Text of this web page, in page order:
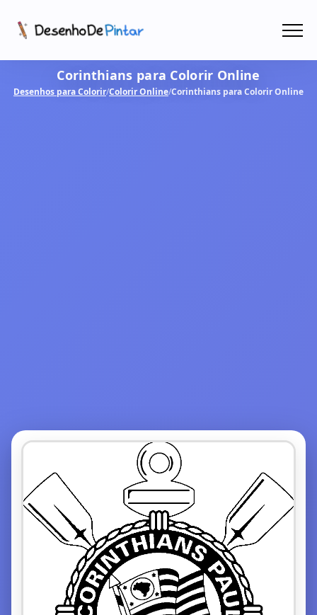
Coletâneas de Desenhos - PDF
Corinthians para Colorir Online
Desenhos para Colorir/Colorir Online/Corinthians para Colorir Online